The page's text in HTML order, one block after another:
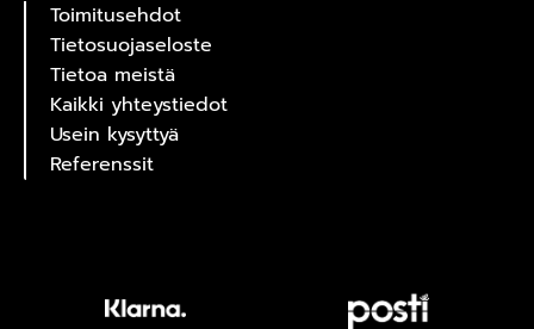
Toimitusehdot
Tietosuojaseloste
Tietoa meistä
Kaikki yhteystiedot
Usein kysyttyä
Referenssit